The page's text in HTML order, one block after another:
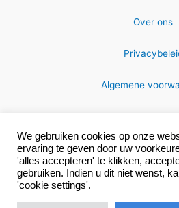
Over ons
Algemene
Copyright © 2026
We gebruiken cookies op onze
ervaring te geven door uw
'alles accepteren' te klikken,
gebruiken. Indien u dit niet wenst,
'cookie settings'.